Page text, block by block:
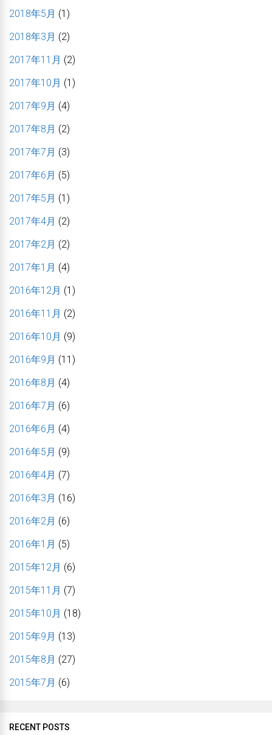
2018年5月 (1)
2018年3月 (2)
2017年11月 (2)
2017年10月 (1)
2017年9月 (4)
2017年8月 (2)
2017年7月 (3)
2017年6月 (5)
2017年5月 (1)
2017年4月 (2)
2017年2月 (2)
2017年1月 (4)
2016年12月 (1)
2016年11月 (2)
2016年10月 (9)
2016年9月 (11)
2016年8月 (4)
2016年7月 (6)
2016年6月 (4)
2016年5月 (9)
2016年4月 (7)
2016年3月 (16)
2016年2月 (6)
2016年1月 (5)
2015年12月 (6)
2015年11月 (7)
2015年10月 (18)
2015年9月 (13)
2015年8月 (27)
2015年7月 (6)
RECENT POSTS